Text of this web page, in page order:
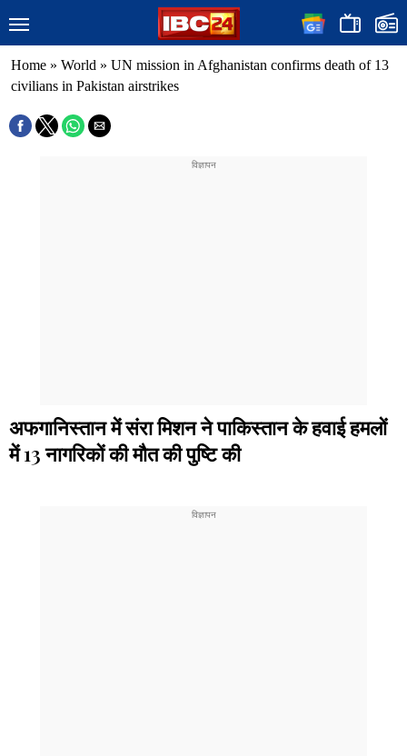
Home » World » UN mission in Afghanistan confirms death of 13
civilians in Pakistan airstrikes
अफगानिस्तान में संरा मिशन ने पाकिस्तान के हवाई हमलों
में 13 नागरिकों की मौत की पुष्टि की